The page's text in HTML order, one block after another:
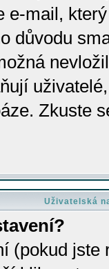
e-mail,
důvodu
Zkuste
Uživatelská
(pokud